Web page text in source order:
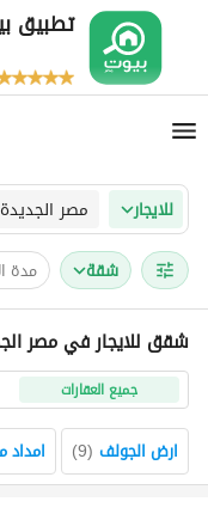
تطبيق
للايجار مصر الجديدة
شقة مدة
شقق للايجار في مصر
جميع العقارات
ارض الجولف (
9
) امداد